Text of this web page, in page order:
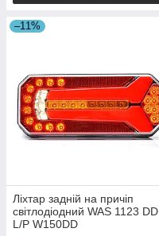
–11%
Ліхтар задній на причіп
світлодіодний WAS 1123 DD
L/P W150DD